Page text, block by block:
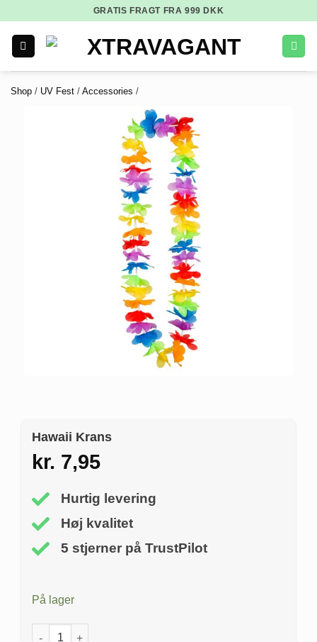
GRATIS FRAGT FRA 999 DKK
Shop / UV Fest / Accessories /
Hawaii Krans
kr. 7,95
Hurtig levering
Høj kvalitet
5 stjerner på TrustPilot
På lager
Hawaii Krans antal